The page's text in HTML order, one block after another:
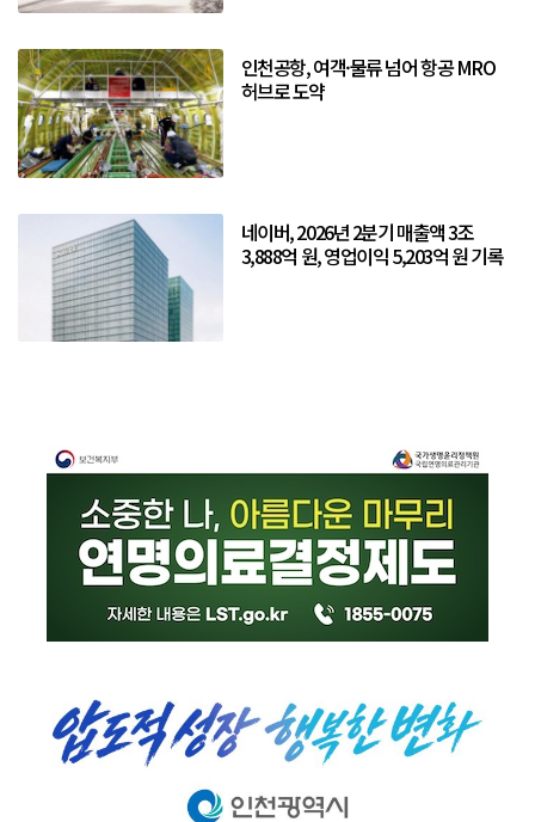
인천공항, 여객·물류 넘어 항공 MRO
허브로 도약
네이버, 2026년 2분기 매출액 3조
3,888억 원, 영업이익 5,203억 원 기록